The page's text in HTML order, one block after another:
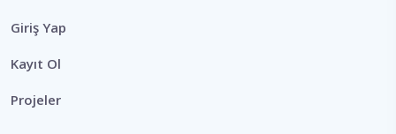
Giriş Yap
Kayıt Ol
Projeler